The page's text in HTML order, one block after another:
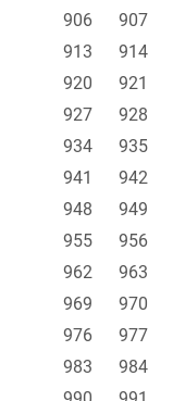
906
907
913
914
920
921
927
928
934
935
941
942
948
949
955
956
962
963
969
970
976
977
983
984